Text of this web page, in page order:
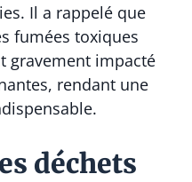
Il a rappelé que
fumées toxiques
gravement impacté
rendant une
déchets